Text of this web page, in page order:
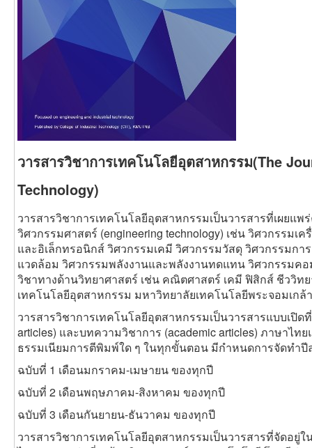
วารสารวิชาการเทคโนโลยีอุตสาหกรรม(The
Technology)
วารสารวิชาการเทคโนโลยีอุตสาหกรรมเป็นวารสารที่เผยแ
วิศวกรรมศาสตร์ (engineering technology) เช่น วิศวกรรมเ
และอิเล็กทรอนิกส์ วิศวกรรมเคมี วิศวกรรมวัสดุ วิศวกรรมก
แวดล้อม วิศวกรรมพลังงานและพลังงานทดแทน วิศวกรรมค
วิชาทางด้านวิทยาศาสตร์ เช่น คณิตศาสตร์ เคมี ฟิสิกส์ ชีววิท
เทคโนโลยีอุตสาหกรรม มหาวิทยาลัยเทคโนโลยีพระจอมเกล้
วารสารวิชาการเทคโนโลยีอุตสาหกรรมเป็นวารสารแบบเปิ
articles) และบทความวิชาการ (academic articles) ภาษาไท
ธรรมเนียมการตีพิมพ์ใด ๆ ในทุกขั้นตอน มีกำหนดการจัดทำปี
ฉบับที่ 1 เดือนมกราคม-เมษายน ของทุกปี
ฉบับที่ 2 เดือนพฤษภาคม-สิงหาคม ของทุกปี
ฉบับที่ 3 เดือนกันยายน-ธันวาคม ของทุกปี
วารสารวิชาการเทคโนโลยีอุตสาหกรรมเป็นวารสารที่จัดอยู่